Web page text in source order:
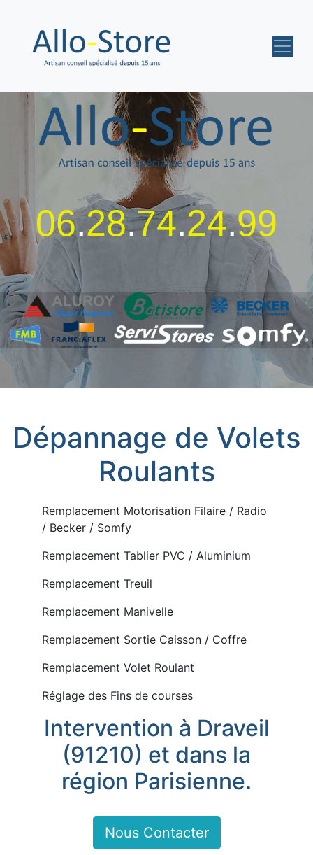
06.28.74.24.99
Dépannage de Volets
Roulants
Remplacement Motorisation Filaire / Radio
/ Becker / Somfy
Remplacement Tablier PVC / Aluminium
Remplacement Treuil
Remplacement Manivelle
Remplacement Sortie Caisson / Coffre
Remplacement Volet Roulant
Réglage des Fins de courses
Intervention à Draveil
(91210) et dans la
région Parisienne.
Nous Contacter